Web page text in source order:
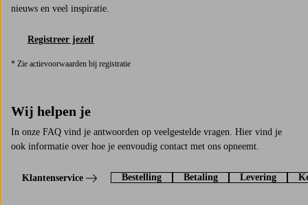
nieuws en veel inspiratie.
Registreer jezelf
* Zie actievoorwaarden bij registratie
Wij helpen je
In onze FAQ vind je antwoorden op veelgestelde vragen. Hier vind je
ook informatie over hoe je eenvoudig contact met ons opneemt.
Klantenservice Bestelling Betaling Levering